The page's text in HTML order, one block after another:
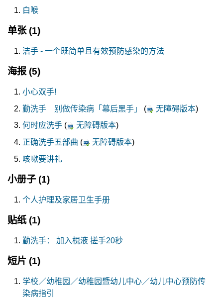
白喉
单张 (1)
洁手 - 一个既简单且有效预防感染的方法
海报 (5)
小心双手!
勤洗手 别做传染病「幕后黑手」 ( 无障碍版本)
何时应洗手 ( 无障碍版本)
正确洗手五部曲 ( 无障碍版本)
咳嗽要讲礼
小册子 (1)
个人护理及家居卫生手册
贴纸 (1)
勤洗手： 加入梘液 搓手20秒
短片 (1)
学校／幼稚园／幼稚园暨幼儿中心／幼儿中心预防传
染病指引